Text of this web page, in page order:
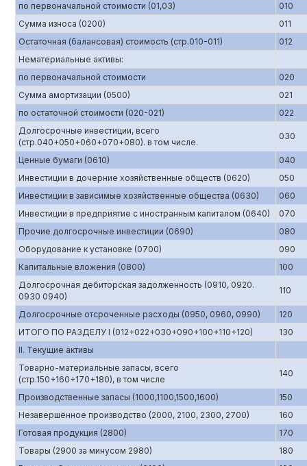
по первоначальной стоимости (01,03)
010
Сумма износа (0200)
011
Остаточная (балансовая) стоимость (стр.010-011)
012
Нематериальные активы:
по первоначальной стоимости
020
Сумма амортизации (0500)
021
по остаточной стоимости (020-021)
022
Долгосрочные инвестиции, всего
(стр.040+050+060+070+080). в том числе.
030
Ценные бумаги (0610)
040
Инвестиции в дочерние хозяйственные обществ (0620)
050
Инвестиции в зависимые хозяйственные общества (0630)
060
Инвестиции в предприятие с иностранным капиталом (0640)
070
Прочие долгосрочные инвестиции (0690)
080
Оборудование к установке (0700)
090
Капитальные вложения (0800)
100
Долгосрочная дебиторская задолженность (0910, 0920.
0930 0940)
110
Долгосрочные отсроченные расходы (0950, 0960, 0990)
120
ИТОГО ПО РАЗДЕЛУ I (012+022+030+090+100+110+120)
130
II. Текущие активы
Товарно-материальные запасы, всего
(стр.150+160+170+180), в том числе
140
Производственные запасы (1000,1100,1500,1600)
150
Незавершённое производство (2000, 2100, 2300, 2700)
160
Готовая продукция (2800)
170
Товары (2900 за минусом 2980)
180